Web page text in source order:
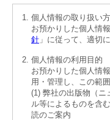
個人情報の取り扱い
お預かりした個人情
針 」に従って、適切
個人情報の利用目的
お預かりした個人情
用・管理し、この範
(1) 弊社の出版物（ニ
ル等によるものを含
読のご案内